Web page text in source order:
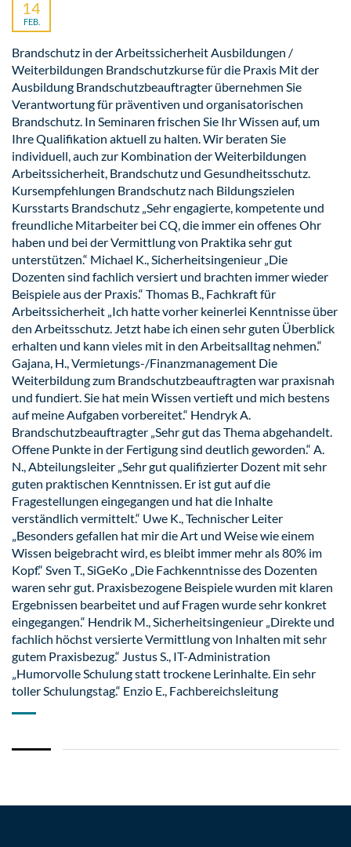
14
FEB.
Brandschutz in der Arbeitssicherheit Ausbildungen /
Weiterbildungen Brandschutzkurse für die Praxis Mit der
Ausbildung Brandschutzbeauftragter übernehmen Sie
Verantwortung für präventiven und organisatorischen
Brandschutz. In Seminaren frischen Sie Ihr Wissen auf, um
Ihre Qualifikation aktuell zu halten. Wir beraten Sie
individuell, auch zur Kombination der Weiterbildungen
Arbeitssicherheit, Brandschutz und Gesundheitsschutz.
Kursempfehlungen Brandschutz nach Bildungszielen
Kursstarts Brandschutz „Sehr engagierte, kompetente und
freundliche Mitarbeiter bei CQ, die immer ein offenes Ohr
haben und bei der Vermittlung von Praktika sehr gut
unterstützen.“ Michael K., Sicherheitsingenieur „Die
Dozenten sind fachlich versiert und brachten immer wieder
Beispiele aus der Praxis.“ Thomas B., Fachkraft für
Arbeitssicherheit „Ich hatte vorher keinerlei Kenntnisse über
den Arbeitsschutz. Jetzt habe ich einen sehr guten Überblick
erhalten und kann vieles mit in den Arbeitsalltag nehmen.“
Gajana, H., Vermietungs-/Finanzmanagement Die
Weiterbildung zum Brandschutzbeauftragten war praxisnah
und fundiert. Sie hat mein Wissen vertieft und mich bestens
auf meine Aufgaben vorbereitet.“ Hendryk A.
Brandschutzbeauftragter „Sehr gut das Thema abgehandelt.
Offene Punkte in der Fertigung sind deutlich geworden.“ A.
N., Abteilungsleiter „Sehr gut qualifizierter Dozent mit sehr
guten praktischen Kenntnissen. Er ist gut auf die
Fragestellungen eingegangen und hat die Inhalte
verständlich vermittelt.“ Uwe K., Technischer Leiter
„Besonders gefallen hat mir die Art und Weise wie einem
Wissen beigebracht wird, es bleibt immer mehr als 80% im
Kopf.“ Sven T., SiGeKo „Die Fachkenntnisse des Dozenten
waren sehr gut. Praxisbezogene Beispiele wurden mit klaren
Ergebnissen bearbeitet und auf Fragen wurde sehr konkret
eingegangen.“ Hendrik M., Sicherheitsingenieur „Direkte und
fachlich höchst versierte Vermittlung von Inhalten mit sehr
gutem Praxisbezug.“ Justus S., IT-Administration
„Humorvolle Schulung statt trockene Lerinhalte. Ein sehr
toller Schulungstag.“ Enzio E., Fachbereichsleitung